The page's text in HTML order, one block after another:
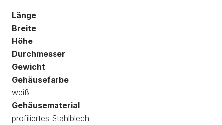
Länge
Breite
Höhe
Durchmesser
Gewicht
Gehäusefarbe
weiß
Gehäusematerial
profiliertes Stahlblech